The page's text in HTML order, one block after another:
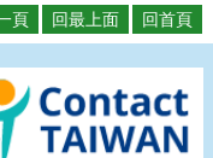
頁 回最上面 回首頁